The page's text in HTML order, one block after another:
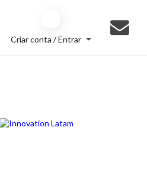
Criar conta / Entrar